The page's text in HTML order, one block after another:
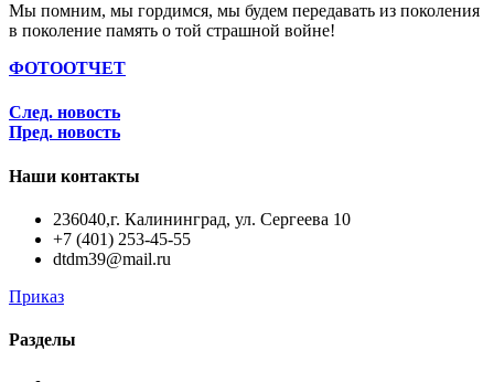
Мы помним, мы гордимся, мы будем передавать из поколения
в поколение память о той страшной войне!
ФОТООТЧЕТ
След. новость
Пред. новость
Наши контакты
236040,г. Калининград, ул. Сергеева 10
+7 (401) 253-45-55
dtdm39@mail.ru
Приказ
Разделы